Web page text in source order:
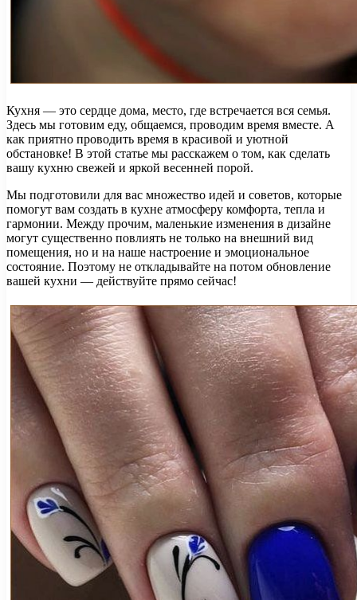
Кухня — это сердце дома, место, где встречается вся семья.
Здесь мы готовим еду, общаемся, проводим время вместе. А
как приятно проводить время в красивой и уютной
обстановке! В этой статье мы расскажем о том, как сделать
вашу кухню свежей и яркой весенней порой.
Мы подготовили для вас множество идей и советов, которые
помогут вам создать в кухне атмосферу комфорта, тепла и
гармонии. Между прочим, маленькие изменения в дизайне
могут существенно повлиять не только на внешний вид
помещения, но и на наше настроение и эмоциональное
состояние. Поэтому не откладывайте на потом обновление
вашей кухни — действуйте прямо сейчас!